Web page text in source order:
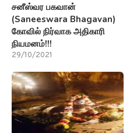
சனீஸ்வர பகவான்
(Saneeswara Bhagavan)
கோவில் நிர்வாக அதிகாரி
நியமனம்!!!
29/10/2021